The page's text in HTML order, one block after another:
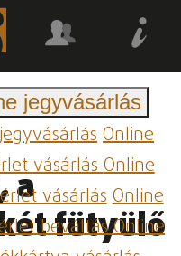
jegyvásárlás
Online
vásárlásOnline
vásárlásOnline
beváltásOnline
a
fütyülő